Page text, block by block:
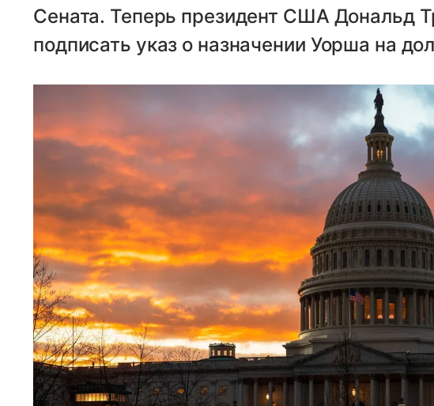
Сената. Теперь президент США Дональд
подписать указ о назначении Уорша на